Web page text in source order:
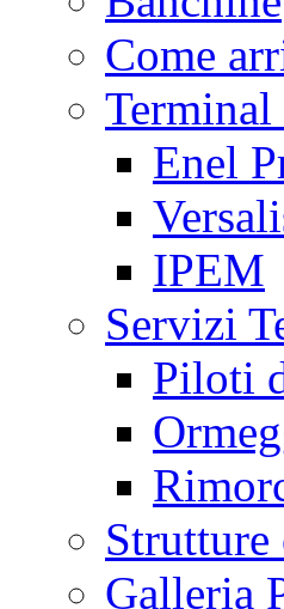
Come
Enel
IPEM
Servizi
Piloti
Strutture
Galleria